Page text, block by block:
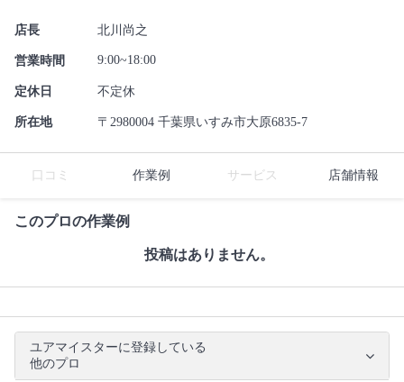
店長 北川尚之
営業時間 9:00~18:00
定休日 不定休
所在地 〒2980004 千葉県いすみ市大原6835-7
口コミ 作業例 サービス 店舗情報
このプロの作業例
投稿はありません。
ユアマイスターに登録している
他のプロ